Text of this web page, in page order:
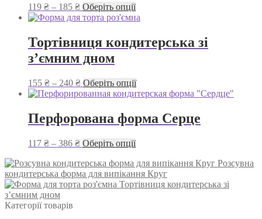
119 ₴ – 185 ₴Діапазон
цін:
до
185 ₴
Оберіть опціїЦей
товар
варіантів.
вибрати
на
сторінці
Тортівниця кондитерська зі
з’ємним дном
155 ₴ – 240 ₴Діапазон
цін:
до
Оберіть опціїЦей
товар
варіантів.
на
сторінці
товару
Перфорована форма Серце
117 ₴ – 386 ₴Діапазон
від
117 ₴
до
Оберіть опціїЦей
має
кілька
варіантів.
Розсувна
кондитерська форма для випікання Круг
Тортівниця кондитерська зі
з’ємним дном
Категорії товарів